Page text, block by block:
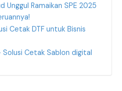
Unggul Ramaikan SPE 2025
Cetak DTF untuk Bisnis
Solusi Cetak Sablon digital